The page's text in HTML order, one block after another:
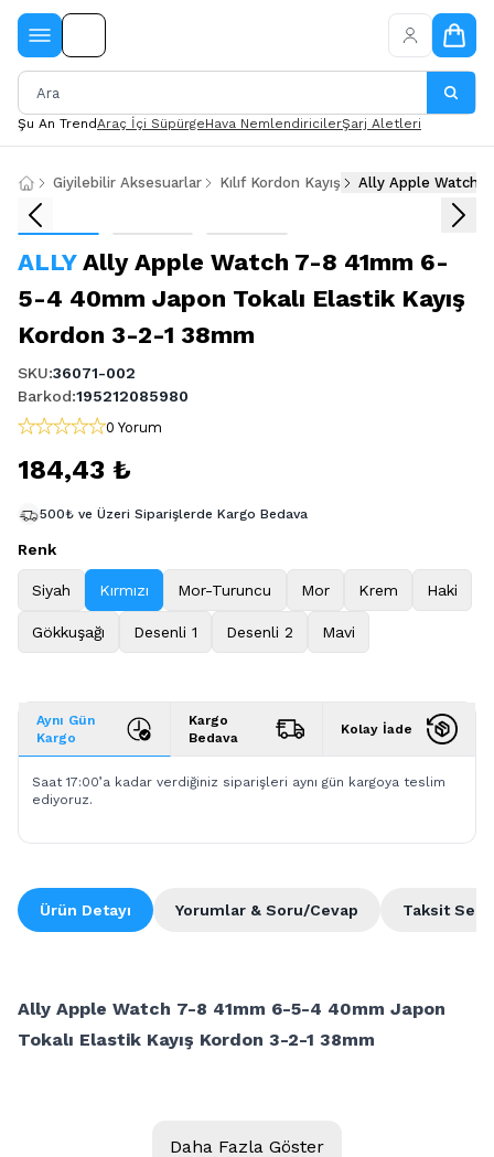
Şu An TrendAraç İçi SüpürgeHava NemlendiricilerŞarj Aletleri
Giyilebilir Aksesuarlar Kılıf Kordon Kayış Ally Apple Watch
ALLY Ally Apple Watch 7-8 41mm 6-
5-4 40mm Japon Tokalı Elastik Kayış
Kordon 3-2-1 38mm
SKU:36071-002
Barkod:195212085980
0 Yorum
184,43 ₺
500₺ ve Üzeri Siparişlerde Kargo Bedava
Renk
Siyah Kırmızı Mor-Turuncu Mor Krem Haki
Gökkuşağı Desenli 1 Desenli 2 Mavi
Aynı Gün
Kargo
Kargo
Bedava
Kolay İade
Saat 17:00’a kadar verdiğiniz siparişleri aynı gün kargoya teslim
ediyoruz.
Ürün Detayı Taksit
Yorumlar & Soru/Cevap
Ally Apple Watch 7-8 41mm 6-5-4 40mm Japon
Tokalı Elastik Kayış Kordon 3-2-1 38mm
Daha Fazla Göster